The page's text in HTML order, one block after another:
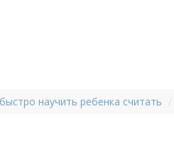
научить ребенка считать